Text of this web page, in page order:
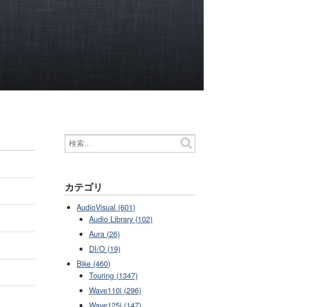
カテゴリ
AudioVisual (601)
Audio Library (102)
Aura (26)
DI/O (19)
Bike (460)
Touring (1347)
Wave110i (296)